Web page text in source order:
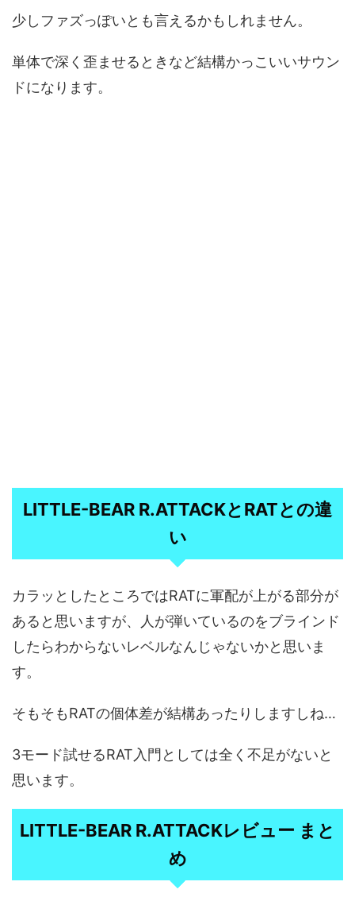
少しファズっぽいとも言えるかもしれません。
単体で深く歪ませるときなど結構かっこいいサウン
ドになります。
LITTLE-BEAR R.ATTACKとRATとの違
い
カラッとしたところではRATに軍配が上がる部分が
あると思いますが、人が弾いているのをブラインド
したらわからないレベルなんじゃないかと思いま
す。
そもそもRATの個体差が結構あったりしますしね…
3モード試せるRAT入門としては全く不足がないと
思います。
LITTLE-BEAR R.ATTACKレビュー まと
め